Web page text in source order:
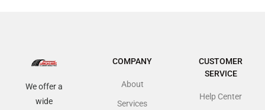
We offer a
wide
COMPANY
About
Services
CUSTOMER
SERVICE
Help Center